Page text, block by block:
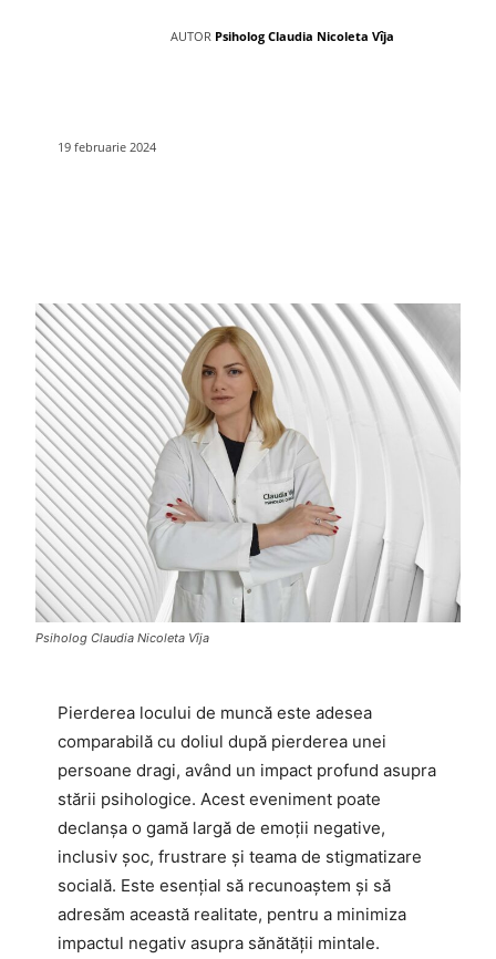
AUTOR Psiholog Claudia Nicoleta Vîja
19 februarie 2024
Psiholog Claudia Nicoleta Vîja
Pierderea locului de muncă este adesea
comparabilă cu doliul după pierderea unei
persoane dragi, având un impact profund asupra
stării psihologice. Acest eveniment poate
declanșa o gamă largă de emoții negative,
inclusiv șoc, frustrare și teama de stigmatizare
socială. Este esențial să recunoaștem și să
adresăm această realitate, pentru a minimiza
impactul negativ asupra sănătății mintale.